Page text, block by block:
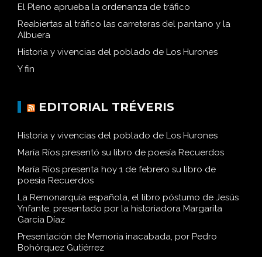
El Pleno aprueba la ordenanza de tráfico
Reabiertas al tráfico las carreteras del pantano y la
Albuera
Historia y vivencias del poblado de Los Hurones
Y fin
EDITORIAL TRÉVERIS
Historia y vivencias del poblado de Los Hurones
María Ríos presentó su libro de poesía Recuerdos
María Ríos presenta hoy 1 de febrero su libro de
poesía Recuerdos
La Remonarquía española, el libro póstumo de Jesús
Ynfante, presentado por la historiadora Margarita
García Díaz
Presentación de Memoria inacabada, por Pedro
Bohórquez Gutiérrez